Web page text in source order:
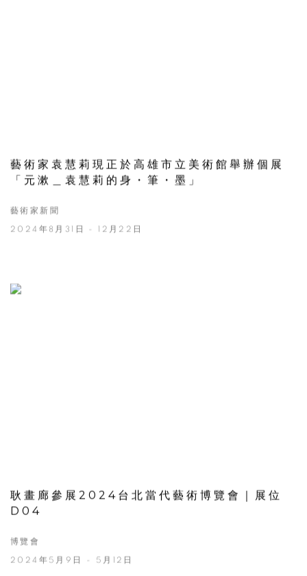
藝術家袁慧莉現正於高雄市立美術館舉辦個展
「元漱＿袁慧莉的身・筆・墨」
藝術家新聞
2024年8月31日 - 12月22日
耿畫廊參展2024台北當代藝術博覽會｜展位
D04
博覽會
2024年5月9日 - 5月12日